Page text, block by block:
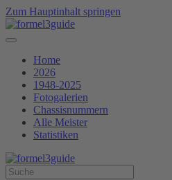
Zum Hauptinhalt springen
Home
2026
1948-2025
Fotogalerien
Chassisnummern
Alle Meister
Statistiken